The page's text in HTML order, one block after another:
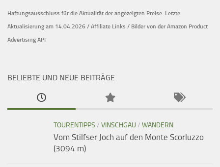
Haftungsausschluss für die Aktualität der angezeigten Preise. Letzte
Aktualisierung am 14.04.2026 / Affiliate Links / Bilder von der Amazon Product
Advertising API
BELIEBTE UND NEUE BEITRÄGE
TOURENTIPPS / VINSCHGAU / WANDERN
Vom Stilfser Joch auf den Monte Scorluzzo
(3094 m)